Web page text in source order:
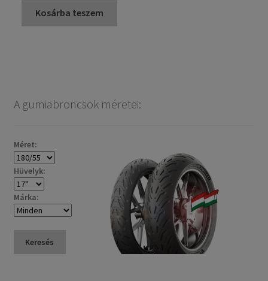
Kosárba teszem
A gumiabroncsok méretei:
Méret:
Hüvelyk:
Márka:
Keresés